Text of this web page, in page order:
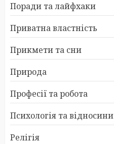
Поради та лайфхаки
Приватна властність
Прикмети та сни
Природа
Професії та робота
Психологія та відносини
Релігія